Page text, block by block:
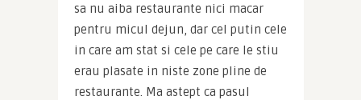
sa nu aiba restaurante nici macar
pentru micul dejun, dar cel putin cele
in care am stat si cele pe care le stiu
erau plasate in niste zone pline de
restaurante. Ma astept ca pasul